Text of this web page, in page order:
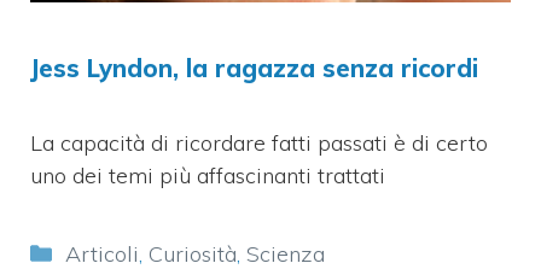
Jess Lyndon, la ragazza senza ricordi
La capacità di ricordare fatti passati è di certo
uno dei temi più affascinanti trattati
Categorie
Articoli, Curiosità, Scienza